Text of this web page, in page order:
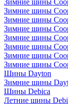
Зимние шины
Зимние шины
Зимние шины
Зимние шины
Зимние шины
Зимние шины
Зимние шины
Зимние шины
Шины Dayton
Зимние шины
Шины Debica
Летние шины